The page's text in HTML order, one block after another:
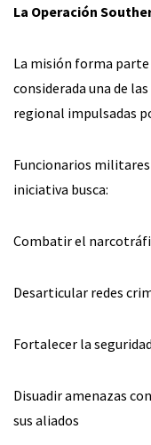
La Operación
La misión forma parte
considerada una de
regional impulsadas
Funcionarios
iniciativa busca:
Combatir el
Desarticular redes
Fortalecer la
Disuadir amenazas
sus aliados